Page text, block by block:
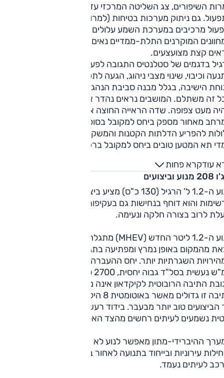
השיפורים, צג השליטה המרכזי עדיין אינו ידידותי מספיק
גם ניתוק מערכות בטיחות (למרות קיצורי דרך יעילים),
מרכיבים במערכת השמע עלולים לייגע.
המוקרנים התלת-ממדיים נאים אך דורשים הסתגלות
קצת מצועצעים.
בדגמים של סטלנטיס התגובה לפעולת הפקדים איטית – גם
וכיבוי, שינוי מצבי ניהוג, הגעה לתפריט הבטיחות המלא
הישיבה, בגלל מבנה סביבת הנהג, מחייבת כיול עצמי מחדש,
זה משתלם. המושבים נראים נהדר אבל לגבוהים עמדת הנהג
מעט צפופה. שדה הראייה החוצה אינו מצטיין.
מאחור מספק ביחס למקובל בסופרמיני. יותר מהמרחב
להפריע הדלתות הקטנות והמשקוף הנמוך יחסית.
תא המטען טובים ביחס למקובל ברכב כזה, והמבנה שימושי.
עודקרא פחות
מנוע ה-1.2 ל' הרגיל (130 כ"ס) מציע ביצועים טובים מאוד.
והוא דוחף בנחישות גם בעקיפות מהירות. תיבת ההילוכים
לרוב בצורה חלקה ונעימה.
מהמקום באופן נמרץ ומפתיעה בתגובה זריזה בייחוד באזורי
נעשית בסל"ד גבוה יחסית, 2700 סל"ד.
התיבה הרובוטית לקיקדאון אינה מהירה. הפערים בין
בתיבה זו גדולים מאשר באוטומטית 8 הילוכים של המנוע
הביצועים טוב יותר מבעבר. בידוד רעשי המנוע טוב ורק בנסיעה
נשמעים לעיתים רחשים מהצד האלקטרוני.
ההיברידי-מתון מאפשר לנוע לא מעט על חשמל. עם זאת,
עירוניות ובייחוד בתנועה לאחור בחניות הפעולה אינה
לעיתים נעמד.